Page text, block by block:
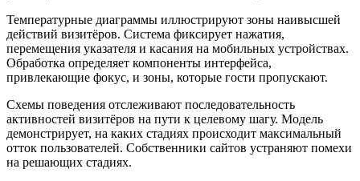
Температурные диаграммы иллюстрируют зоны наивысшей
действий визитёров. Система фиксирует нажатия,
перемещения указателя и касания на мобильных устройствах.
Обработка определяет компоненты интерфейса,
привлекающие фокус, и зоны, которые гости пропускают.
Схемы поведения отслеживают последовательность
активностей визитёров на пути к целевому шагу. Модель
демонстрирует, на каких стадиях происходит максимальный
отток пользователей. Собственники сайтов устраняют помехи
на решающих стадиях.